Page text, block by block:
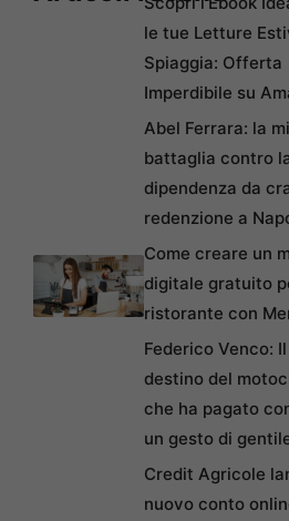
le tue Letture
Spiaggia: Offerta
Imperdibile su
Abel Ferrara: la
battaglia contro
dipendenza da
redenzione a
Come creare un
digitale gratuito
ristorante con
Federico Venco:
destino del
che ha pagato
un gesto di
Credit Agricole
nuovo conto